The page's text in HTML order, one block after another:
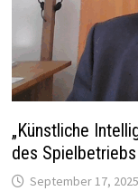
„Künstliche
des
September 17, 2025